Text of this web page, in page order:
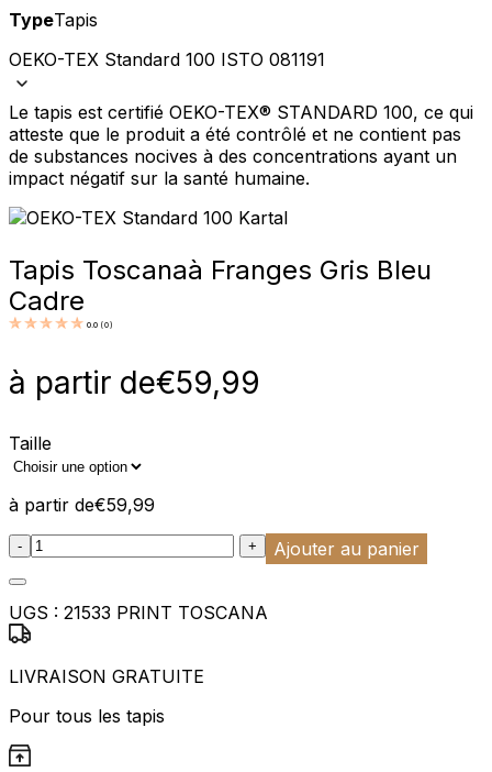
TypeTapis
OEKO-TEX Standard 100 ISTO 081191
Le tapis est certifié OEKO-TEX® STANDARD 100, ce qui
atteste que le produit a été contrôlé et ne contient pas
de substances nocives à des concentrations ayant un
impact négatif sur la santé humaine.
Tapis Toscanaà Franges Gris Bleu
Cadre
0.0 (0)
à partir de€59,99
Taille
à partir de€59,99
:product_name quantity
- + Ajouter au panier
UGS : 21533 PRINT TOSCANA
LIVRAISON GRATUITE
Pour tous les tapis